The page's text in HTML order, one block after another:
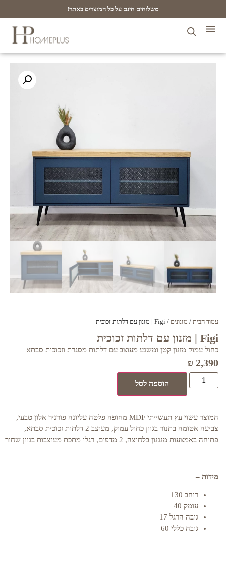
משלוחים חינם על כל המוצרים באתר!
עמוד הבית / מזנונים / Figi | מזנון עם דלתות זכוכית
Figi | מזנון עם דלתות זכוכית
כחול עמוק מזנון קטן ומשגע מעוצב עם דלתות מסגרת וזכוכית סבתא
₪ 2,390
הוספה לסל
המוצר עשוי עץ תעשייתי MDF מחופה פלטה עליונה פורניר אלון טבעי,
צביעה אטומה בתנור בגוון כחול עמוק, מעוצב 2 דלתות זכוכית סבתא,
פתיחה באמצעות מנגנון בלחיצה, 2 מדפים, רגלי מתכת מעוצבות בגוון שחור
מידות –
רוחב 130
עומק 40
גובה הרגל 17
גובה כללי 60